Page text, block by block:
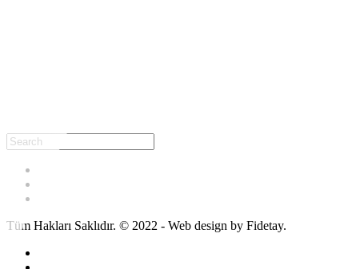
Tüm Hakları Saklıdır. © 2022 - Web design by Fidetay.